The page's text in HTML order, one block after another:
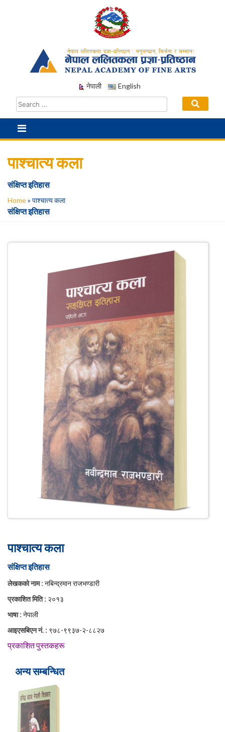
नेपाली English
पाश्चात्य कला
संक्षिप्त इतिहास
Home» पाश्चात्य कला
संक्षिप्त इतिहास
पाश्चात्य कला
संक्षिप्त इतिहास
लेखकको नाम: नबिन्द्रमान राजभण्डारी
प्रकाशित मिति: २०१३
भाषा: नेपाली
आइएसबिएन नं. : ९७८-९९३७-२-८८२७
प्रकाशित पुस्तकहरू
अन्य सम्बन्धित